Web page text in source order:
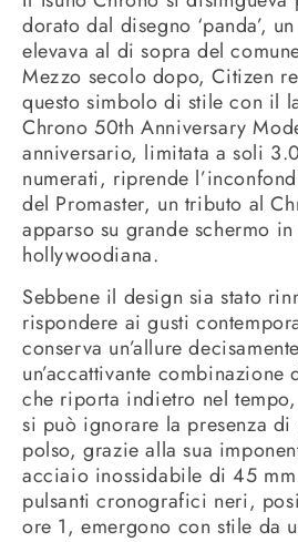
dorato dal disegno ‘panda’,
elevava al di sopra del
Mezzo secolo dopo, Citizen
questo simbolo di stile con il
Chrono 50th Anniversary
anniversario, limitata a soli
numerati, riprende
del Promaster, un tributo al
apparso su grande schermo
hollywoodiana.
Sebbene il design sia stato
rispondere ai gusti
conserva un’allure
un’accattivante
che riporta indietro nel
si può ignorare la presenza di
polso, grazie alla sua
acciaio inossidabile di 45
pulsanti cronografici neri,
ore 1, emergono con stile da